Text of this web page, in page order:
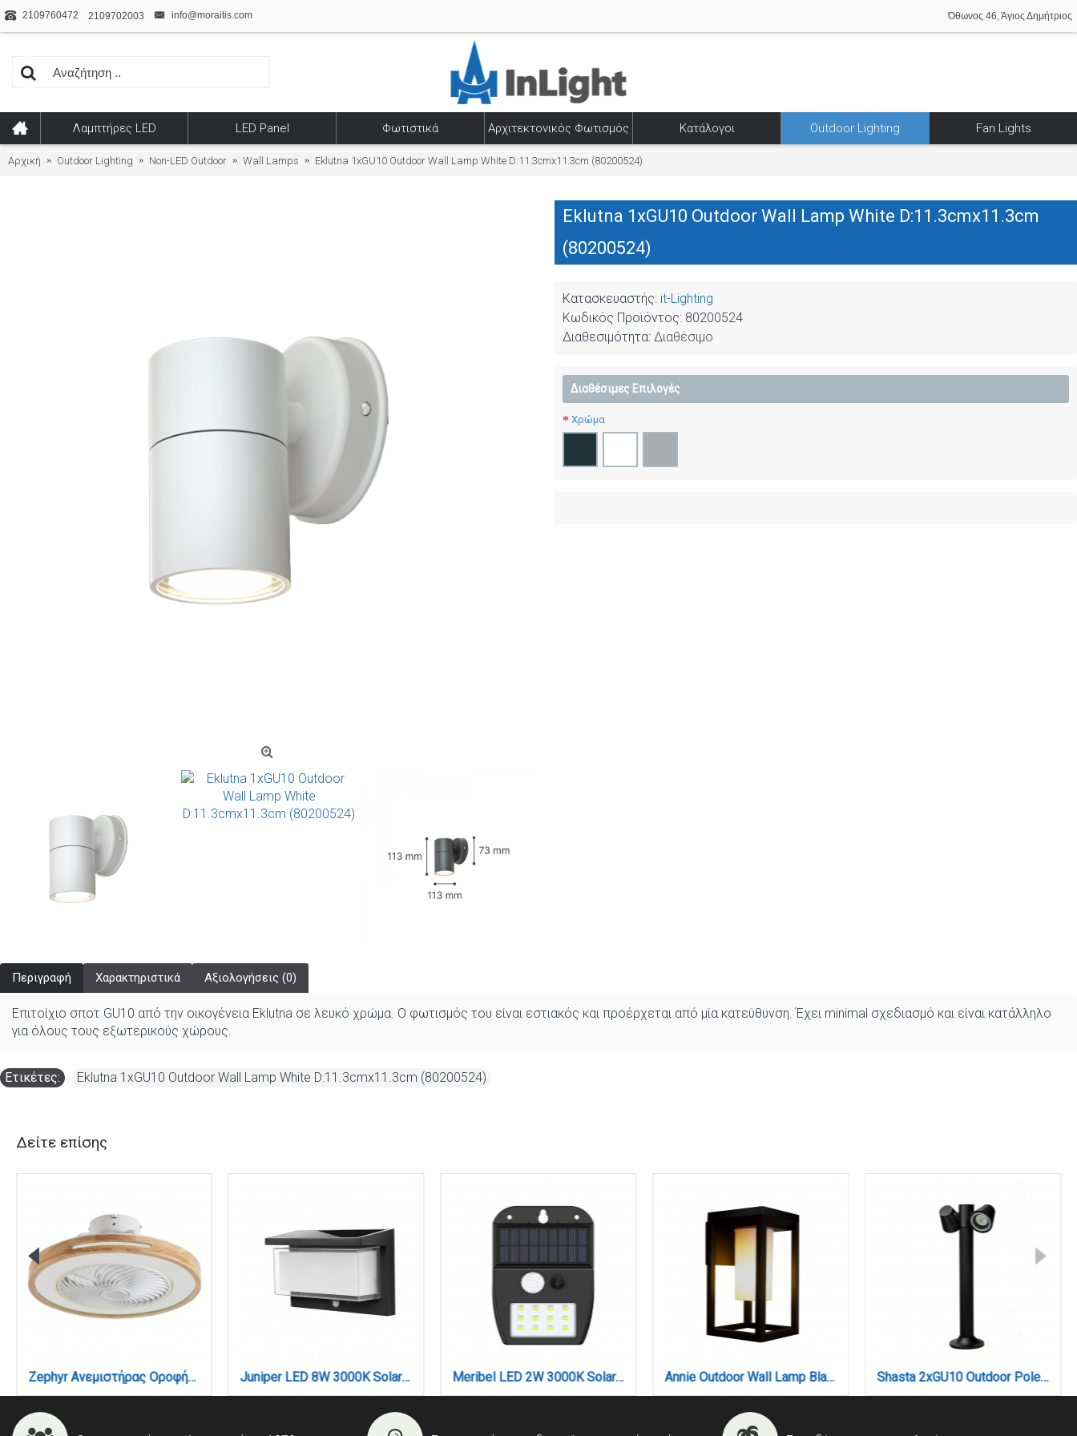
2109760472 2109702003 info@moraitis.com Όθωνος 46, Άγιος Δημήτριος
Λαμπτήρες LED LED Panel Φωτιστικά Αρχιτεκτονικός Φωτισμός Κατάλογοι Outdoor Lighting Fan Lights
Αρχική Outdoor Lighting Non-LED Outdoor Wall Lamps Eklutna 1xGU10 Outdoor Wall Lamp White D:11.3cmx11.3cm (80200524)
Eklutna 1xGU10 Outdoor Wall Lamp White D:11.3cmx11.3cm
(80200524)
Κατασκευαστής: it-Lighting
Κωδικός Προϊόντος: 80200524
Διαθεσιμότητα: Διαθέσιμο
Διαθέσιμες Επιλογές
Χρώμα
Περιγραφή Χαρακτηριστικά Αξιολογήσεις (0)
Επιτοίχιο σποτ GU10 από την οικογένεια Eklutna σε λευκό χρώμα. Ο φωτισμός του είναι εστιακός και προέρχεται από μία κατεύθυνση. Έχει minimal σχεδιασμό και είναι κατάλληλο
για όλους τους εξωτερικούς χώρους.
Ετικέτες: Eklutna 1xGU10 Outdoor Wall Lamp White D:11.3cmx11.3cm (80200524)
Δείτε επίσης
Eklutna 1xGU10 Outdoor Wall Lamp Grey D:11.3cmx11.3cm (80200534) Eklutna 1xGU10 Outdoor Wall Lamp Anthracite D:11.3cmx11.3cm (80200544) Zephyr Ανεμιστήρας Οροφής LED με App Control & 3CCT | Wood & Λευκό (101000940) Juniper LED 8W 3000K Solar Wall Light in Black Color D:222x163x91mm (80206711S) Meribel LED 2W 3000K Solar Outdoor Wall Lamp Black D:130x10x50mm (80207011S)